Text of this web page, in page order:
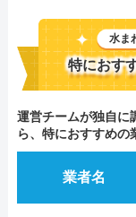
水ま
特におす
運営チームが独自に
ら、特におすすめの
業者名